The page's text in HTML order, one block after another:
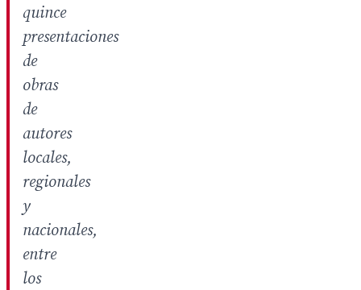
quince
presentaciones
de
obras
de
autores
locales,
regionales
y
nacionales,
entre
los